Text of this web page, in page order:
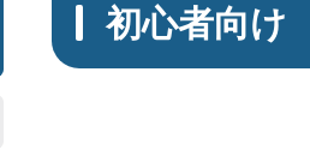
初心者向け